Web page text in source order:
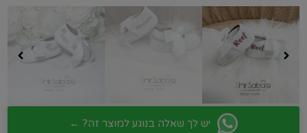
יש לך שאלה בנוגע למוצר זה? ←